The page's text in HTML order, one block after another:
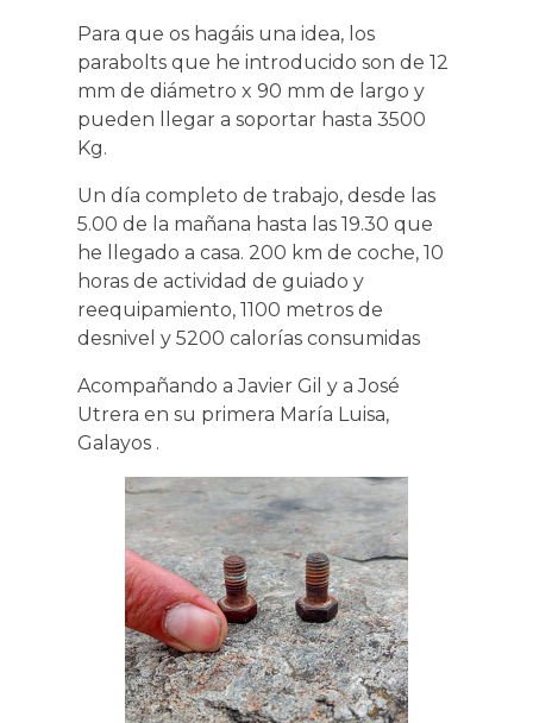
Para que os hagáis una idea, los
parabolts que he introducido son de 12
mm de diámetro x 90 mm de largo y
pueden llegar a soportar hasta 3500
Kg.
Un día completo de trabajo, desde las
5.00 de la mañana hasta las 19.30 que
he llegado a casa. 200 km de coche, 10
horas de actividad de guiado y
reequipamiento, 1100 metros de
desnivel y 5200 calorías consumidas
Acompañando a Javier Gil y a José
Utrera en su primera María Luisa,
Galayos .